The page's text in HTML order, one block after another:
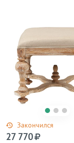
Закончился
27 770